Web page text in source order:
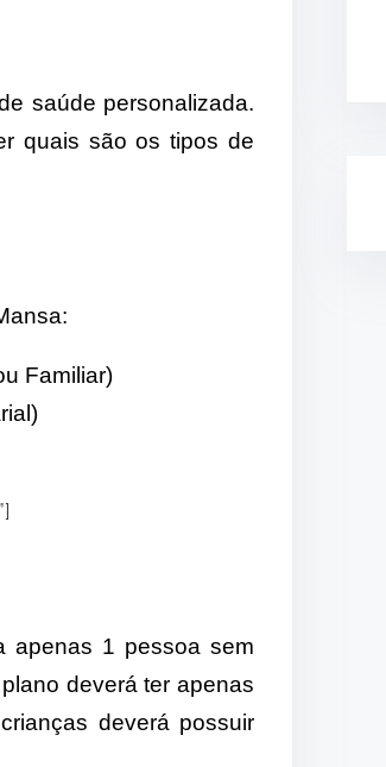
saúde personalizada.
quais são os tipos de
Familiar)
apenas 1 pessoa sem
deverá ter apenas
deverá possuir